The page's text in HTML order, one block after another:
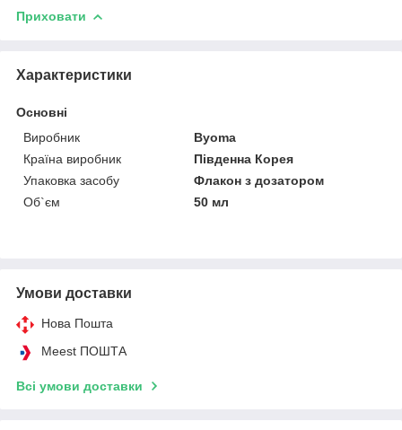
Приховати
Характеристики
Основні
Виробник
Byoma
Країна виробник
Південна Корея
Упаковка засобу
Флакон з дозатором
Об`єм
50 мл
Умови доставки
Нова Пошта
Meest ПОШТА
Всі умови доставки